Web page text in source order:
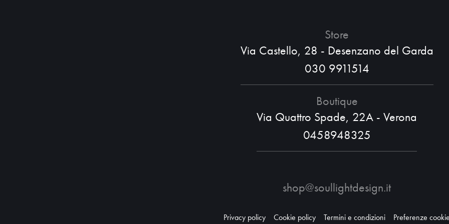
Store
Via Castello, 28 - Desenzano del Garda
030 9911514
Boutique
Via Quattro Spade, 22A - Verona
0458948325
shop@soullightdesign.it
Privacy policy Cookie policy Termini e condizioni Preferenze